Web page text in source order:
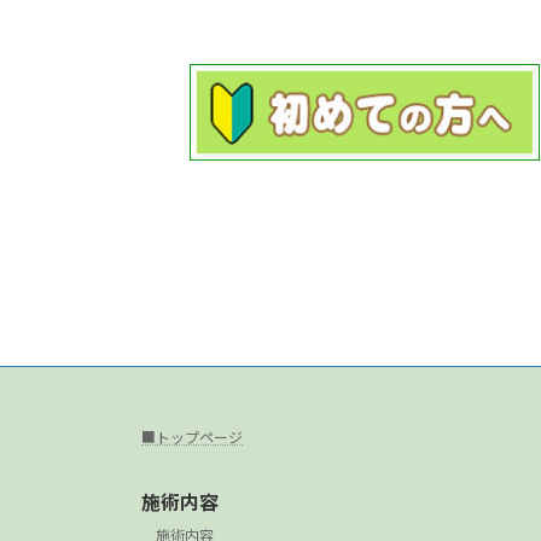
■トップページ
施術内容
施術内容